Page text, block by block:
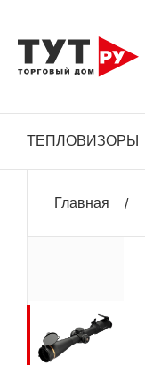
ТЕПЛОВИЗОРЫ
Главная